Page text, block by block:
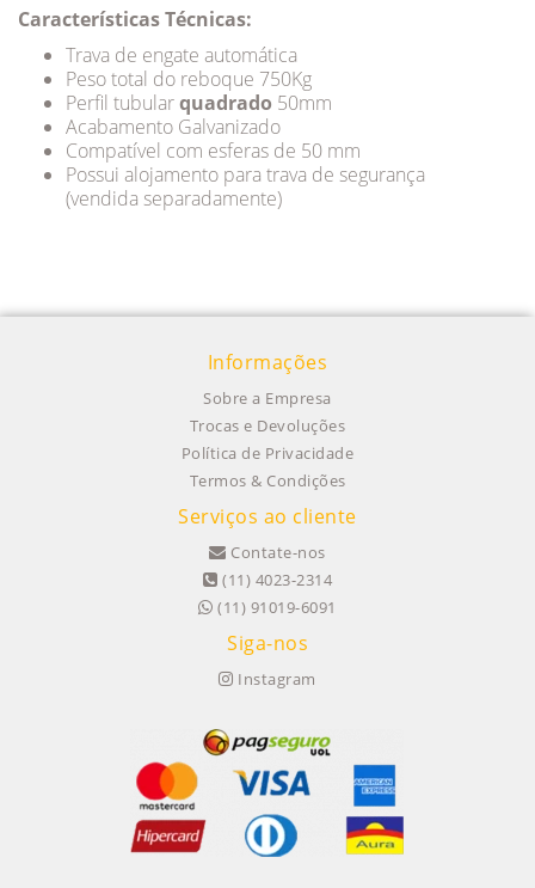
Características Técnicas:
Trava de engate automática
Peso total do reboque 750Kg
Perfil tubularquadrado 50mm
Acabamento Galvanizado
Compatível com esferas de 50 mm
Possui alojamento para trava de segurança
(vendida separadamente)
Informações
Sobre a Empresa
Trocas e Devoluções
Política de Privacidade
Termos & Condições
Serviços ao cliente
Contate-nos
(11) 4023-2314
(11) 91019-6091
Siga-nos
Instagram